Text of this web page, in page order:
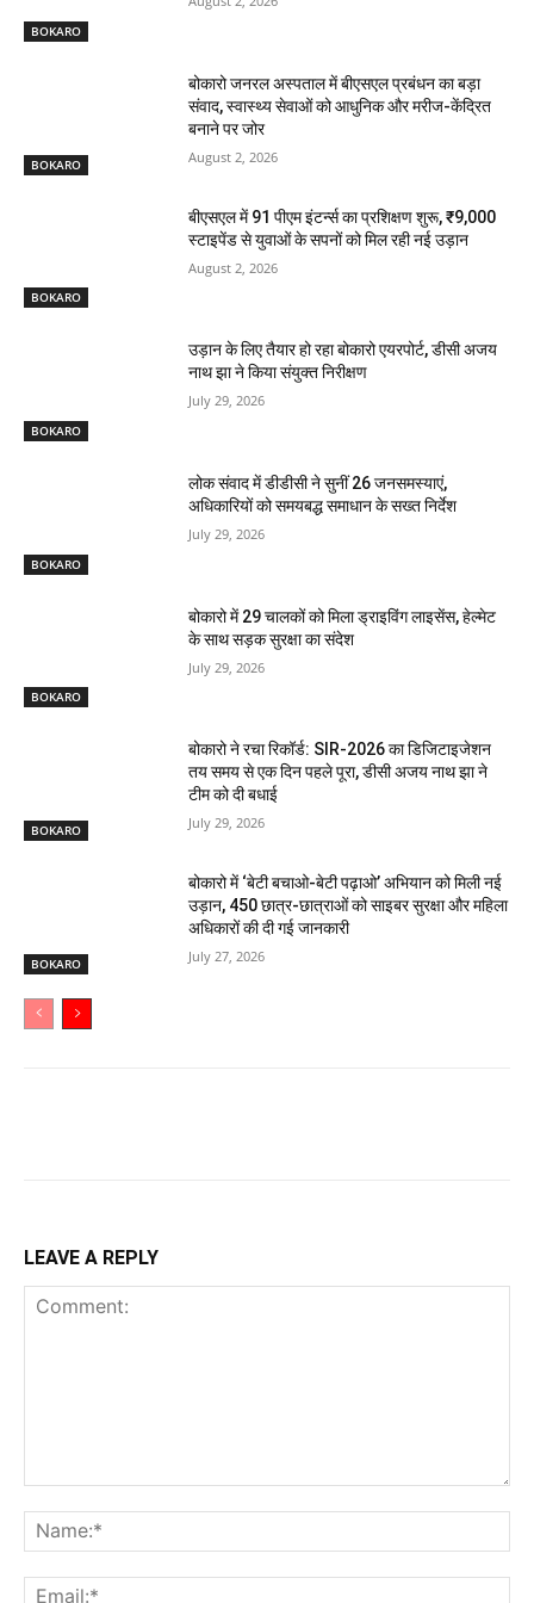
BOKARO
BOKARO
बोकारो जनरल अस्पताल में बीएसएल प्रबंधन का बड़ा
संवाद, स्वास्थ्य सेवाओं को आधुनिक और मरीज-केंद्रित
बनाने पर जोर
August 2, 2026
BOKARO
बीएसएल में 91 पीएम इंटर्न्स का प्रशिक्षण शुरू, ₹9,000
स्टाइपेंड से युवाओं के सपनों को मिल रही नई उड़ान
August 2, 2026
BOKARO
उड़ान के लिए तैयार हो रहा बोकारो एयरपोर्ट, डीसी अजय
नाथ झा ने किया संयुक्त निरीक्षण
July 29, 2026
BOKARO
लोक संवाद में डीडीसी ने सुनीं 26 जनसमस्याएं,
अधिकारियों को समयबद्ध समाधान के सख्त निर्देश
July 29, 2026
BOKARO
बोकारो में 29 चालकों को मिला ड्राइविंग लाइसेंस, हेल्मेट
के साथ सड़क सुरक्षा का संदेश
July 29, 2026
BOKARO
बोकारो ने रचा रिकॉर्ड: SIR-2026 का डिजिटाइजेशन
तय समय से एक दिन पहले पूरा, डीसी अजय नाथ झा ने
टीम को दी बधाई
July 29, 2026
BOKARO
बोकारो में ‘बेटी बचाओ-बेटी पढ़ाओ’ अभियान को मिली नई
उड़ान, 450 छात्र-छात्राओं को साइबर सुरक्षा और महिला
अधिकारों की दी गई जानकारी
July 27, 2026
LEAVE A REPLY